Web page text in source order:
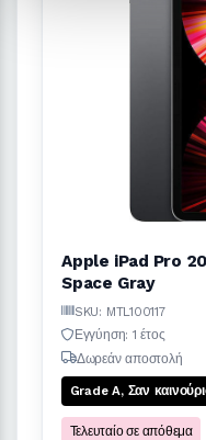
Apple iPad Pro
Space Gray
SKU: MTL100117
Εγγύηση: 1 έτος
Δωρεάν αποστολή
Grade A, Σαν
Τελευταίο σε απόθεμα